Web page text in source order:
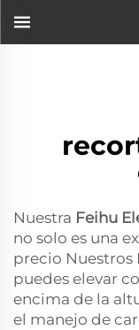
Nuestra Feihu
no solo es una
precio Nuestros
puedes elevar
encima de la
el manejo de